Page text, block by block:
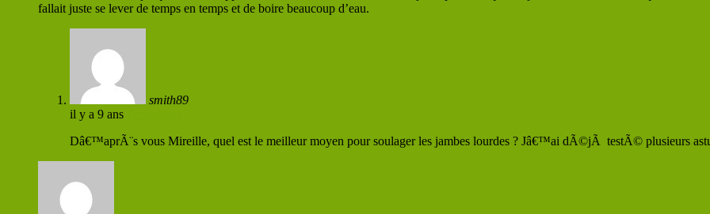
fallait juste se lever de temps en temps et de boire beaucoup d’eau.
smith89
il y a 9 ans
Dâ€™aprÃ¨s vous Mireille, quel est le meilleur moyen pour soulager les jambes lourdes ? Jâ€™ai dÃ©jÃ testÃ© plusieurs